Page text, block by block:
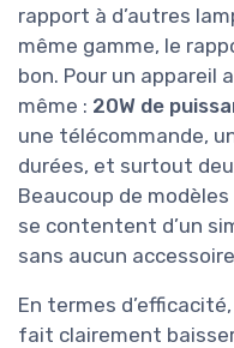
rapport à d’autres
même gamme, le
bon. Pour un appareil
même : 20W de
une télécommande,
durées, et surtout
Beaucoup de
se contentent d’un
sans aucun
En termes
fait clairement